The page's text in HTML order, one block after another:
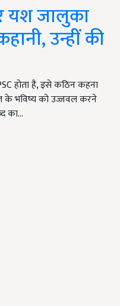
यश जालुका
उन्हीं की
होता है, इसे कठिन कहना
के भविष्य को उज्जवल करने
का…